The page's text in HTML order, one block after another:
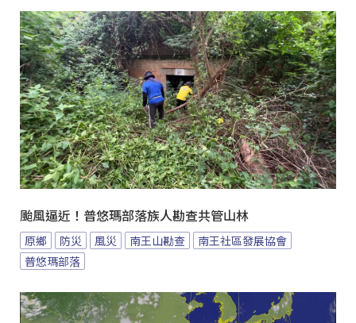
颱風逼近！普悠瑪部落族人勘查共管山林
原鄉 防災 風災 南王山勘查
南王社區發展協會
普悠瑪部落